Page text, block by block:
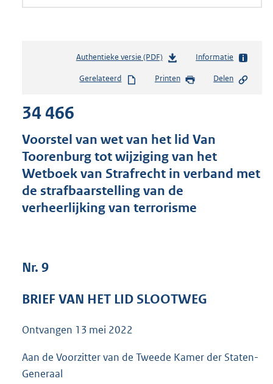
Authentieke versie (PDF)b
s
s
g
r
o
t
b
Informatie
Gerelateerd Printen Delen
34 466
Voorstel van wet van het lid Van
Toorenburg tot wijziging van het
Wetboek van Strafrecht in verband met
de strafbaarstelling van de
verheerlijking van terrorisme
Nr. 9
BRIEF VAN HET LID SLOOTWEG
Ontvangen 13 mei 2022
Aan de Voorzitter van de Tweede Kamer der Staten-
Generaal